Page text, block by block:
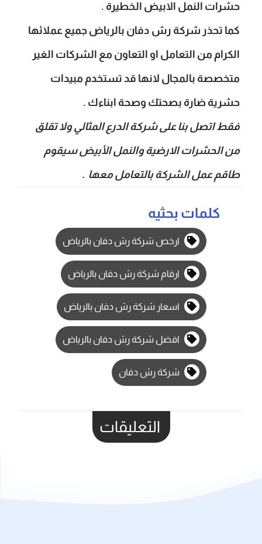
حشرات النمل الابيض الخطيرة .
كما تحذر شركة رش دفان بالرياض جميع عملائها
الكرام من التعامل او التعاون مع الشركات الغير
متخصصة بالمجال لانها قد تستخدم مبيدات
حشرية ضارة بصحتك وصحة ابناءك .
فقط اتصل بنا على شركة الدرع المثالي ولا تقلق
من الحشرات الارضية والنمل الأبيض سيقوم
طاقم عمل الشركة بالتعامل معها .
كلمات بحثيه
ارخص شركة رش دفان بالرياض
ارقام شركة رش دفان بالرياض
اسعار شركة رش دفان بالرياض
افضل شركة رش دفان بالرياض
شركة رش دفان
التعليقات